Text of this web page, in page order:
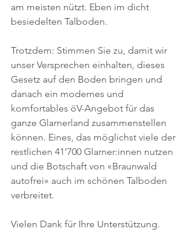
am meisten nützt. Eben im dicht
besiedelten Talboden.
Trotzdem: Stimmen Sie zu, damit wir
unser Versprechen einhalten, dieses
Gesetz auf den Boden bringen und
danach ein modernes und
komfortables öV-Angebot für das
ganze Glarnerland zusammenstellen
können. Eines, das möglichst viele der
restlichen 41’700 Glarner:innen nutzen
und die Botschaft von «Braunwald
autofrei» auch im schönen Talboden
verbreitet.
Vielen Dank für Ihre Unterstützung.